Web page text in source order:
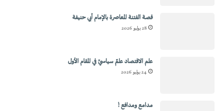
قصة الفتنة المعاصرة بالإمام أبي حنيفة
28 يوليو 2026
علم الاقتصاد علمٌ سياسيٌ في المقام الأول
24 يوليو 2026
مدامع ومدافع !